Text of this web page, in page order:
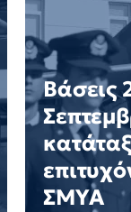
Βάσεις
ΣΜΥΑ